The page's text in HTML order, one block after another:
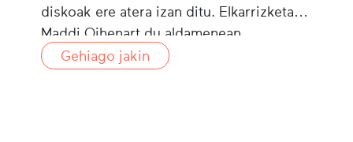
diskoak ere atera izan ditu. Elkarrizketan
Maddi Oihenart du aldamenean.
Gehiago jakin